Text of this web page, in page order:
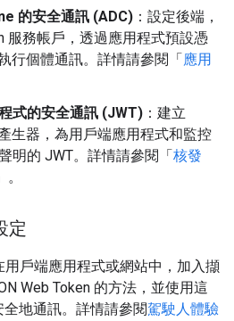
的安全通訊 (ADC) ：設定後端，
服務帳戶，透過應用程式預設憑
行個體通訊。詳情請參閱「應用
式的安全通訊 (JWT) ：建立
生器，為用戶端應用程式和監控
明的 JWT。詳情請參閱「核發
。
定
戶端應用程式或網站中，加入擷
Web Token 的方法，並使用這
地通訊。詳情請參閱駕駛人體驗